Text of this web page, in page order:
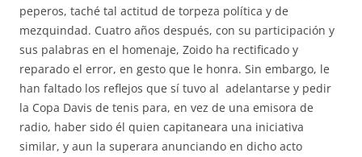
peperos, taché tal actitud de torpeza política y de
mezquindad. Cuatro años después, con su participación y
sus palabras en el homenaje, Zoido ha rectificado y
reparado el error, en gesto que le honra. Sin embargo, le
han faltado los reflejos que sí tuvo al adelantarse y pedir
la Copa Davis de tenis para, en vez de una emisora de
radio, haber sido él quien capitaneara una iniciativa
similar, y aun la superara anunciando en dicho acto